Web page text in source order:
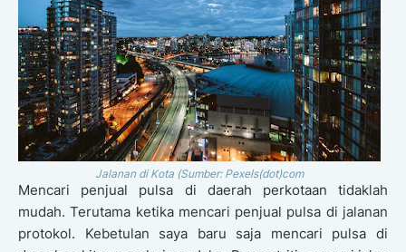
Jalanan di Kota (Sumber: Pexels(dot)com
Mencari penjual pulsa di daerah perkotaan tidaklah
mudah. Terutama ketika mencari penjual pulsa di jalanan
protokol. Kebetulan saya baru saja mencari pulsa di